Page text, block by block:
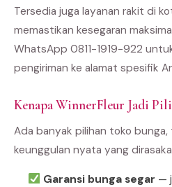
Tersedia juga layanan rakit di
memastikan kesegaran
WhatsApp 0811-1919-922
pengiriman ke alamat spesifik
Kenapa WinnerFleur Jadi
Ada banyak pilihan toko
keunggulan nyata yang
Garansi bunga segar —